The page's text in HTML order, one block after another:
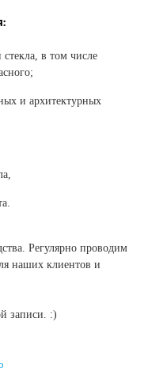
в том числе
и архитектурных
Регулярно проводим
наших клиентов и
записи. :)